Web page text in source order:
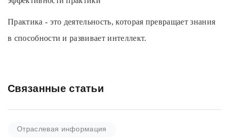
Практика - это деятельность, которая превращает знания
в способности и развивает интеллект.
Связанные статьи
Отраслевая информация